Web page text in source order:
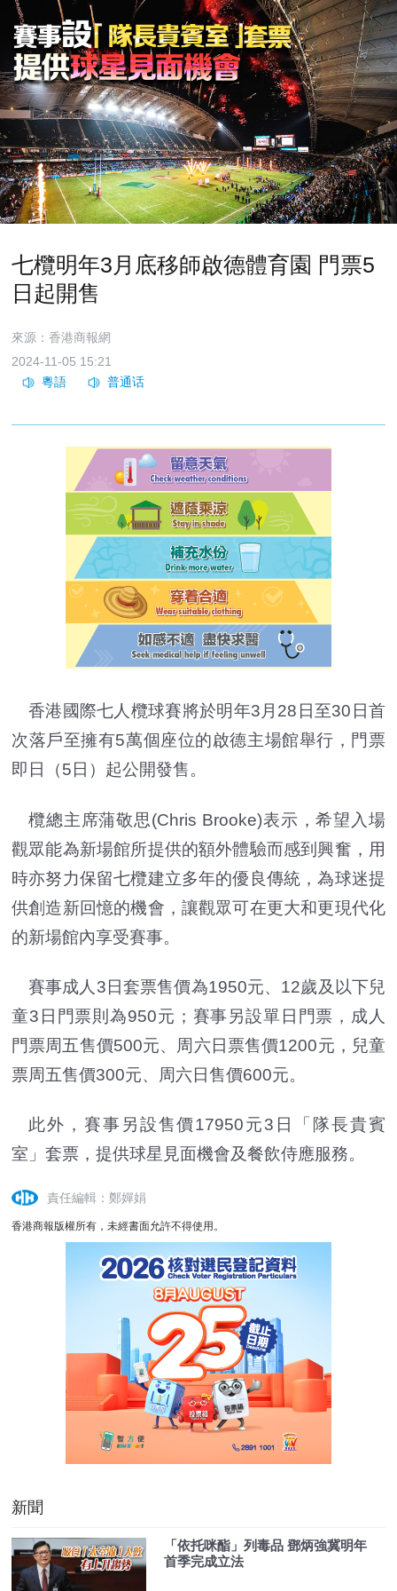
七欖明年3月底移師啟德體育園 門票5
日起開售
來源：香港商報網
2024-11-05 15:21
香港國際七人欖球賽將於明年3月28日至30日首
次落戶至擁有5萬個座位的啟德主場館舉行，門票
即日（5日）起公開發售。
欖總主席蒲敬思(Chris Brooke)表示，希望入場
觀眾能為新場館所提供的額外體驗而感到興奮，用
時亦努力保留七欖建立多年的優良傳統，為球迷提
供創造新回憶的機會，讓觀眾可在更大和更現代化
的新場館內享受賽事。
賽事成人3日套票售價為1950元、12歲及以下兒
童3日門票則為950元；賽事另設單日門票，成人
門票周五售價500元、周六日票售價1200元，兒童
票周五售價300元、周六日售價600元。
此外，賽事另設售價17950元3日「隊長貴賓
室」套票，提供球星見面機會及餐飲侍應服務。
責任編輯：鄭嬋娟
香港商報版權所有，未經書面允許不得使用。
新聞
「依托咪酯」列毒品 鄧炳強冀明年
首季完成立法